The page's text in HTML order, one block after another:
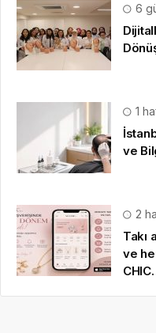
6
1
ve
2
Takı
ve